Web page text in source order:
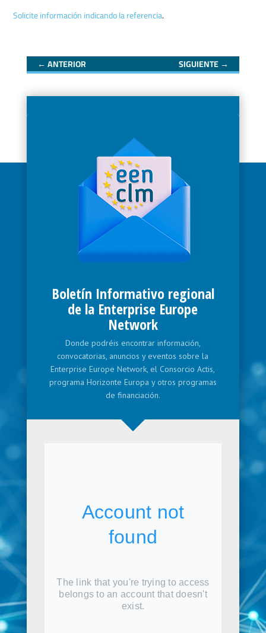
Solicite información indicando la referencia.
←ANTERIOR SIGUIENTE→
Boletín Informativo regional
de la Enterprise Europe
Network
Donde podréis encontrar información,
convocatorias, anuncios y eventos sobre la
Enterprise Europe Network, el Consorcio Actis,
programa Horizonte Europa y otros programas
de financiación.